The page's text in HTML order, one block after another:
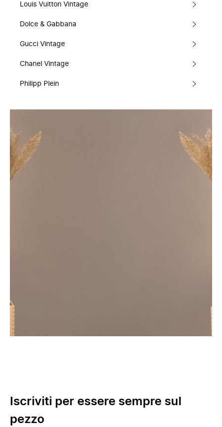
Louis Vuitton Vintage
Dolce & Gabbana
Gucci Vintage
Chanel Vintage
Philipp Plein
Iscriviti per essere sempre sul
pezzo